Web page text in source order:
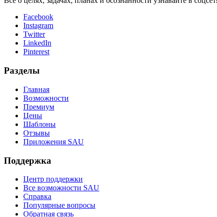
Facebook
Instagram
Twitter
LinkedIn
Pinterest
Разделы
Главная
Возможности
Премиум
Цены
Шаблоны
Отзывы
Приложения SAU
Поддержка
Центр поддержки
Все возможности SAU
Справка
Популярные вопросы
Обратная связь